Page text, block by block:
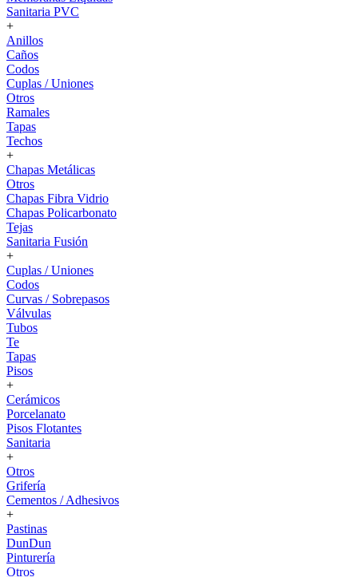
Sanitaria PVC
+
Anillos
Caños
Codos
Cuplas / Uniones
Otros
Ramales
Tapas
Techos
+
Chapas Metálicas
Otros
Chapas Fibra Vidrio
Chapas Policarbonato
Tejas
Sanitaria Fusión
+
Cuplas / Uniones
Codos
Curvas / Sobrepasos
Válvulas
Tubos
Te
Tapas
Pisos
+
Cerámicos
Porcelanato
Pisos Flotantes
Sanitaria
+
Otros
Grifería
Cementos / Adhesivos
+
Pastinas
DunDun
Pinturería
Otros